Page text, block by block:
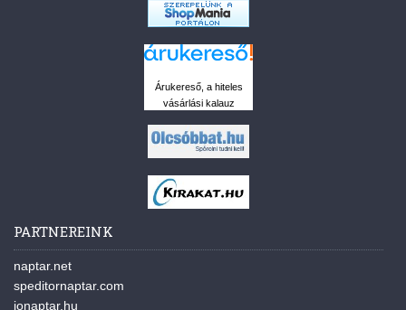
Árukereső, a hiteles
vásárlási kalauz
PARTNEREINK
naptar.net
speditornaptar.com
jonaptar.hu